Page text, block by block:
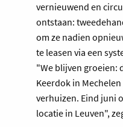
vernieuwend en
ontstaan:
om ze nadien
te leasen via een
"We blijven groeien:
Keerdok in
verhuizen. Eind juni
locatie in Leuven",